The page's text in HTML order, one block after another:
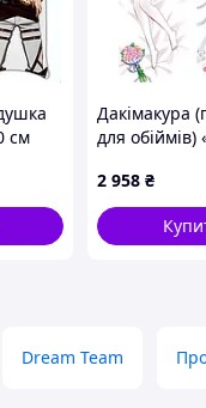
см
Дакімакура
для обіймів)
— Рем» tape
2 958 ₴
Dream Team